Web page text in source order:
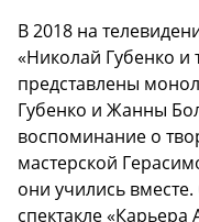
В 2018 на
«Николай Губенко и
представлены
Губенко и Жанны
воспоминание о
мастерской
они учились
спектакле